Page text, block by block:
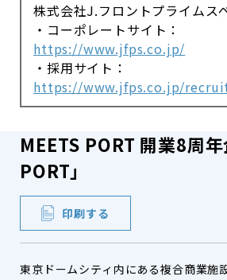
株式会社J.フロントプライムス
・コーポレートサイト：
https://www.jfps.co.jp/
・採用サイト：
https://www.jfps.co.jp/
MEETS PORT 開業8周
PORT」
印刷する
東京ドームシティ内にある複合商業施